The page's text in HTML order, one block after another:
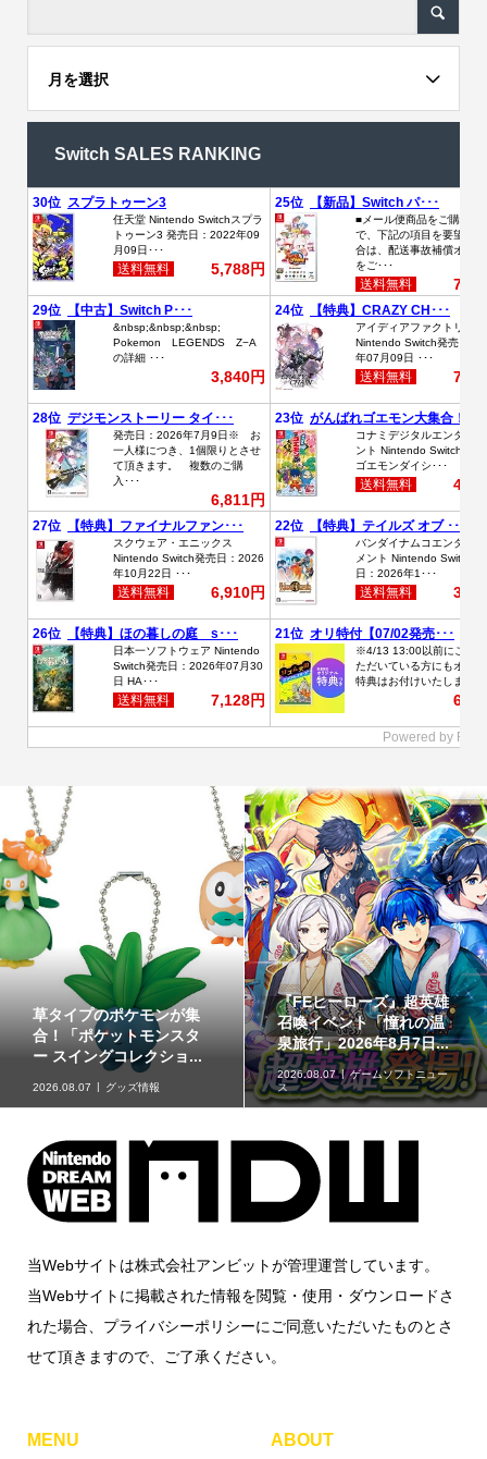
月を選択
Switch SALES RANKING
草タイプのポケモンが集
合！「ポケットモンスタ
ー スイングコレクショ...
2026.08.07 グッズ情報
『FEヒーローズ』超英雄
召喚イベント「憧れの温
泉旅行」2026年8月7日...
2026.08.07
ゲームソフトニュー
ス
当Webサイトは株式会社アンビットが管理運営しています。
当Webサイトに掲載された情報を閲覧・使用・ダウンロードさ
れた場合、プライバシーポリシーにご同意いただいたものとさ
せて頂きますので、ご了承ください。
MENU ABOUT